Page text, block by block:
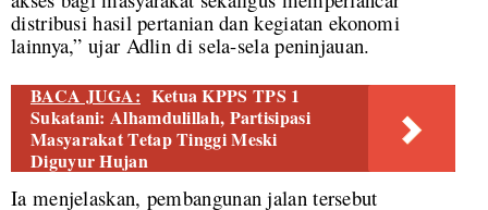
distribusi hasil pertanian dan kegiatan ekonomi
lainnya,” ujar Adlin di sela-sela peninjauan.
BACA JUGA: Ketua KPPS TPS 1
Sukatani: Alhamdulillah, Partisipasi
Masyarakat Tetap Tinggi Meski
Diguyur Hujan
Ia menjelaskan, pembangunan jalan tersebut